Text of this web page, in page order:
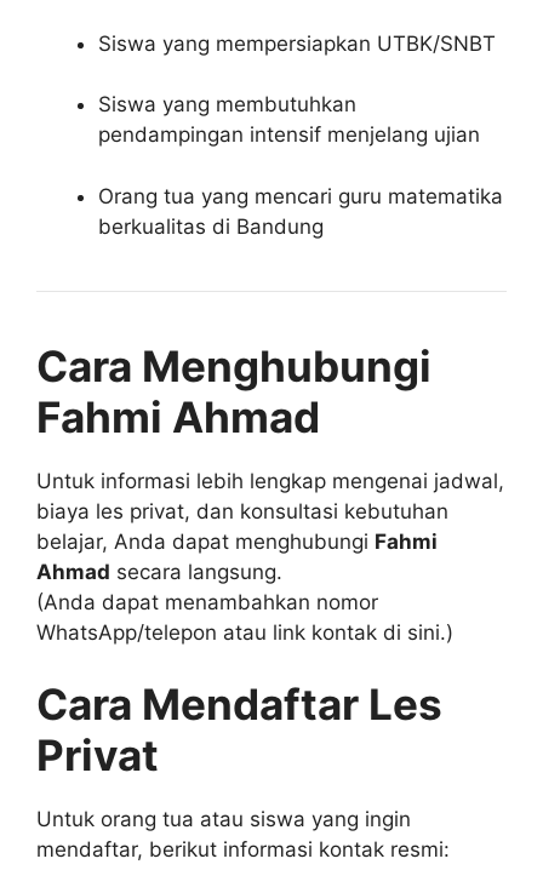
Siswa yang mempersiapkan UTBK/SNBT
Siswa yang membutuhkan
pendampingan intensif menjelang ujian
Orang tua yang mencari guru matematika
berkualitas di Bandung
Cara Menghubungi
Fahmi Ahmad
Untuk informasi lebih lengkap mengenai jadwal,
biaya les privat, dan konsultasi kebutuhan
belajar, Anda dapat menghubungi Fahmi
Ahmad secara langsung.
(Anda dapat menambahkan nomor
WhatsApp/telepon atau link kontak di sini.)
Cara Mendaftar Les
Privat
Untuk orang tua atau siswa yang ingin
mendaftar, berikut informasi kontak resmi: